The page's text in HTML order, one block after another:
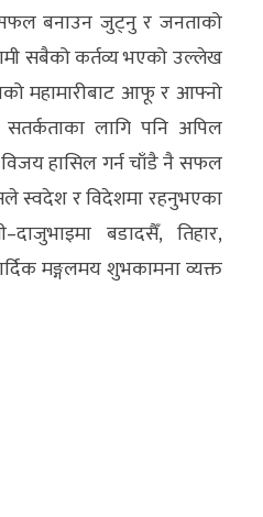
सफल बनाउन जुट्नु र जनताको
सबैको कर्तव्य भएको उल्लेख
महामारीबाट आफू र आफ्नो
सतर्कताका लागि पनि अपिल
विजय हासिल गर्न चाँडै नै सफल
स्वदेश र विदेशमा रहनुभएका
बडादसैँ, तिहार,
मङ्गलमय शुभकामना व्यक्त